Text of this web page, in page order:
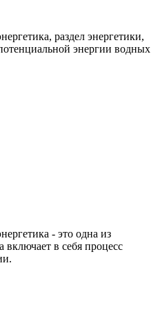
раздел энергетики,
энергии водных
- это одна из
включает в себя процесс